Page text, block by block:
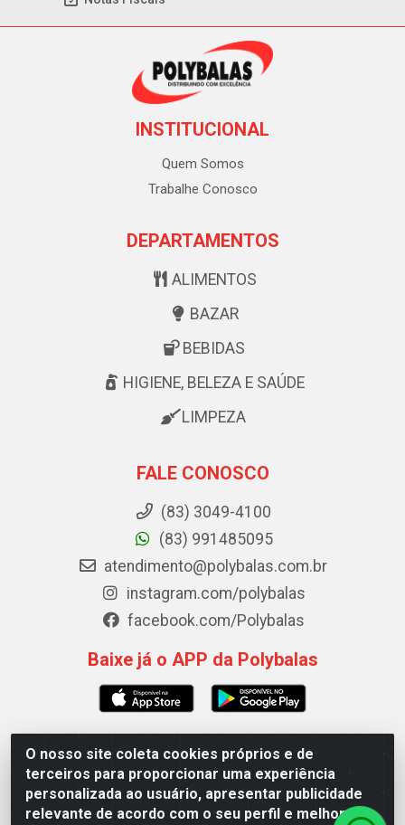
O nosso site coleta cookies próprios e de
terceiros para proporcionar uma experiência
personalizada ao usuário, apresentar publicidade
relevante de acordo com o seu perfil e melhorar a
INSTITUCIONAL
Quem Somos
Trabalhe Conosco
DEPARTAMENTOS
ALIMENTOS
BAZAR
BEBIDAS
HIGIENE, BELEZA E SAÚDE
LIMPEZA
FALE CONOSCO
(83) 3049-4100
(83) 991485095
atendimento@polybalas.com.br
instagram.com/polybalas
facebook.com/Polybalas
Baixe já o APP da Polybalas
Polybalas - Rua João Miguel de Souza, 173 Galpão B -
Ernesto Geisel, João Pessoa/PB - CEP 58.075-075 - CNPJ
00.909.327/0002-61